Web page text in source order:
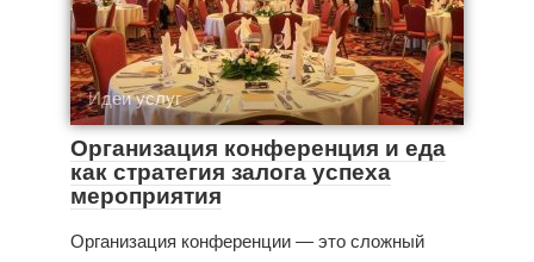
Идеи услуг
Организация конференция и еда
как стратегия залога успеха
мероприятия
Организация конференции — это сложный